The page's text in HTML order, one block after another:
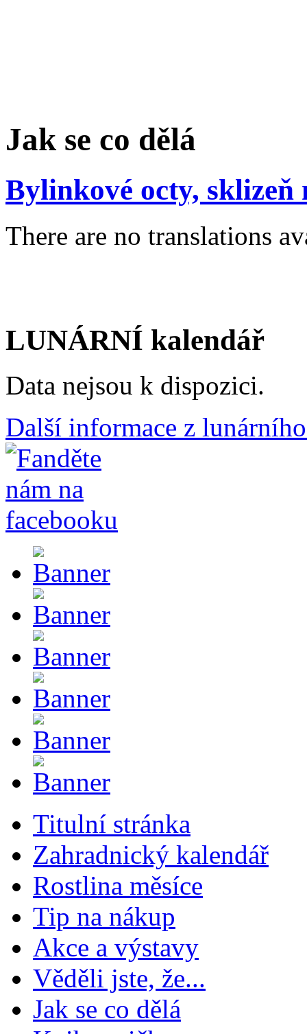
Jak se co dělá
Bylinkové octy, sklizeň
There are no translations
LUNÁRNÍ kalendář
Data nejsou k dispozici.
Další informace z
Titulní stránka
Zahradnický kalendář
Rostlina měsíce
Tip na nákup
Akce a výstavy
Věděli jste, že...
Jak se co dělá